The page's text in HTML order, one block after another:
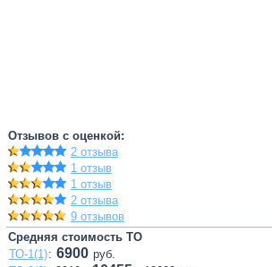
Отзывов с оценкой:
2 отзыва
1 отзыв
1 отзыв
2 отзыва
9 отзывов
Средняя стоимость ТО
ТО-1(1): 6900 руб.